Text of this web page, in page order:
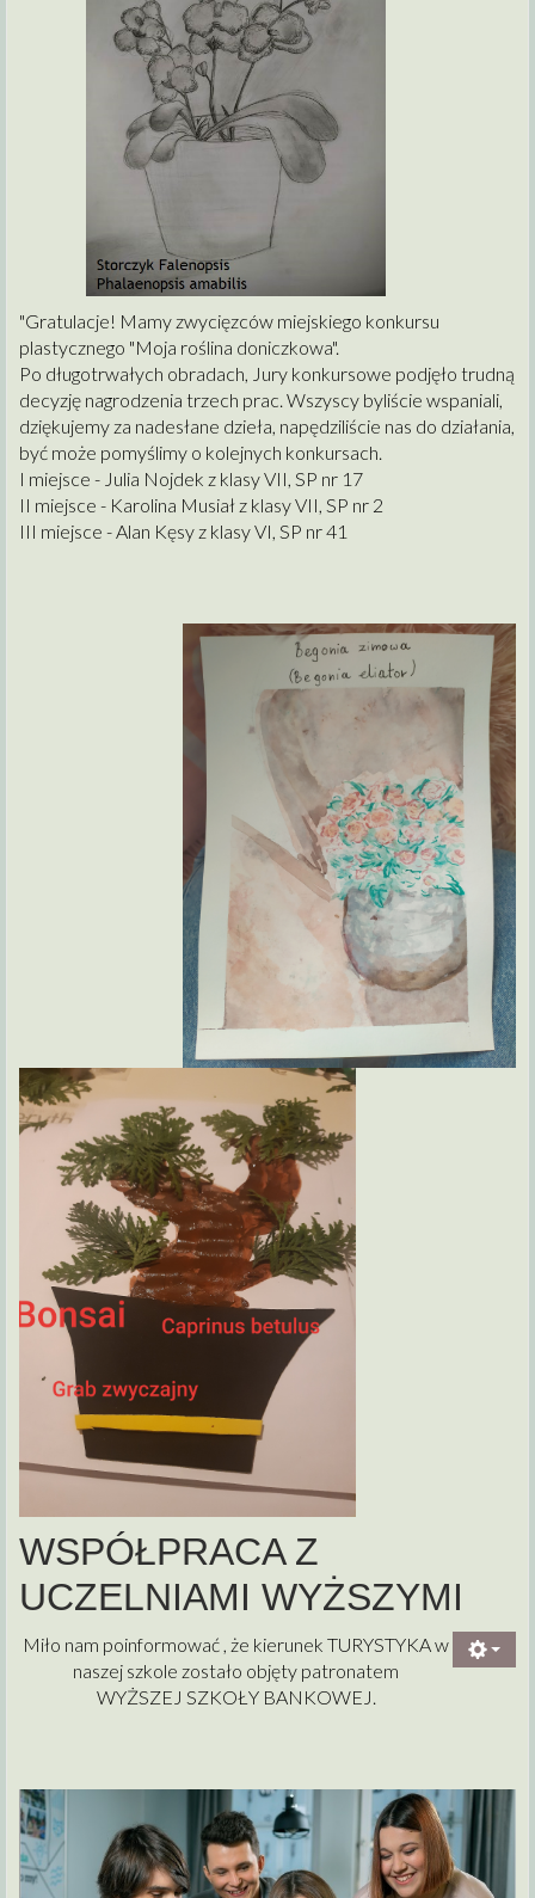
"Gratulacje! Mamy zwycięzców miejskiego konkursu
plastycznego "Moja roślina doniczkowa".
Po długotrwałych obradach, Jury konkursowe podjęło trudną
decyzję nagrodzenia trzech prac. Wszyscy byliście wspaniali,
dziękujemy za nadesłane dzieła, napędziliście nas do działania,
być może pomyślimy o kolejnych konkursach.
I miejsce - Julia Nojdek z klasy VII, SP nr 17
II miejsce - Karolina Musiał z klasy VII, SP nr 2
III miejsce - Alan Kęsy z klasy VI, SP nr 41
WSPÓŁPRACA Z
UCZELNIAMI WYŻSZYMI
Miło nam poinformować , że kierunek TURYSTYKA w
naszej szkole zostało objęty patronatem
WYŻSZEJ SZKOŁY BANKOWEJ.